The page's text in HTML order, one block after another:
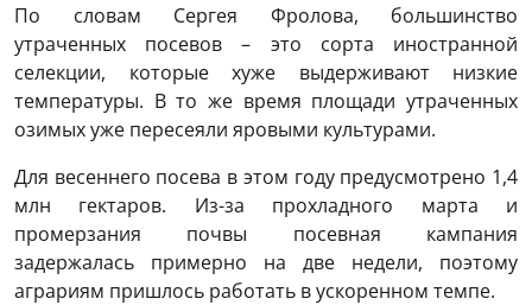
По словам Сергея Фролова, большинство
утраченных посевов – это сорта иностранной
селекции, которые хуже выдерживают низкие
температуры. В то же время площади утраченных
озимых уже пересеяли яровыми культурами.
Для весеннего посева в этом году предусмотрено 1,4
млн гектаров. Из-за прохладного марта и
промерзания почвы посевная кампания
задержалась примерно на две недели, поэтому
аграриям пришлось работать в ускоренном темпе.